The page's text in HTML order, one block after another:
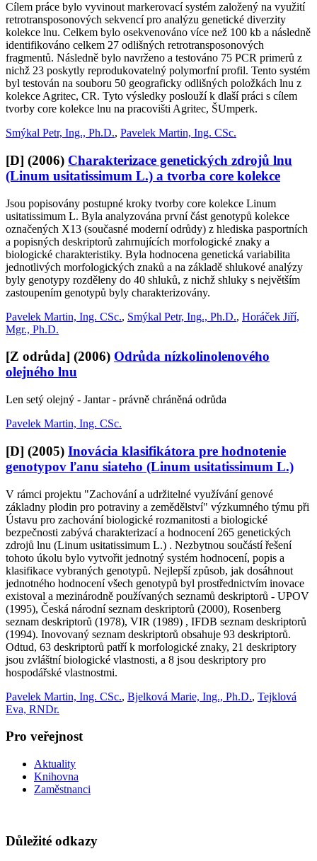
Cílem práce bylo vyvinout markerovací systém založený na využití
retrotransposonových sekvencí pro analýzu genetické diverzity
kolekce lnu. Celkem bylo osekvenováno více než 100 kb a následně
identifikováno celkem 27 odlišných retrotransposonových
fragmentů. Následně bylo navrženo a testováno 75 PCR primerů z
nichž 23 poskytly reprodukovatelný polymorfní profil. Tento systém
byl testován na souboru 50 geograficky odlišných položkách lnu z
kolekce Agritec, CR. Tyto výsledky poslouží k dlaší práci s cílem
tvorby core kolekce lnu na pracovišti Agritec, ŠUmperk.
Smýkal Petr, Ing., Ph.D., Pavelek Martin, Ing. CSc.
[D] (2006) Charakterizace genetických zdrojů lnu
(Linum usitatissimum L.) a tvorba core kolekce
Jsou popisovány postupné kroky tvorby core kolekce Linum
usitatissimum L. Byla analyzována první část genotypů kolekce
označených X13 (současné moderní odrůdy) z hlediska pasportních
a popisných deskriptorů zahrnujících morfologické znaky a
biologické charakteristiky. Byla hodnocena genetická variabilita
jednotlivých morfologických znaků a na základě shlukové analýzy
byly genotypy rozděleny do 40 shluků, z nichž shluky s největším
zastoupením genotypů byly charakterizovány.
Pavelek Martin, Ing. CSc., Smýkal Petr, Ing., Ph.D., Horáček Jiří,
Mgr., Ph.D.
[Z odrůda] (2006) Odrůda nízkolinolenového
olejného lnu
Len setý olejný - Jantar - právně chráněná odrůda
Pavelek Martin, Ing. CSc.
[D] (2005) Inovácia klasifikátora pre hodnotenie
genotypov ľanu siateho (Linum usitatissimum L.)
V rámci projektu "Zachování a udržitelné využívání genové
základny plodin pro potraviny a zemědělství" výzkumného týmu při
Ústavu pro zachování biologické rozmanitosti a biologické
bezpečnosti zabývá charakterizací a hodnocení 265 genetických
zdrojů lnu (Linum usitatissimum L.) . Nezbytnou součástí řešení
tohoto úkolu bylo vytvořit jednotný systém hodnocení, popis a
klasifikace vybraných genotypů. Nejlepší způsob, jak dosáhnout
jednotného hodnocení všech genotypů byl prostřednictvím inovace
existoval a mezinárodně používaných seznamů deskriptorů - UPOV
(1995), Česká národní seznam deskriptorů (2000), Rosenberg
seznam deskriptorů (1978), VIR (1989) , IFDB seznam deskriptorů
(1994). Inovovaný seznam deskriptorů obsahuje 93 deskriptorů.
Odtud, 63 deskriptorů patří k morfologické znaky, 21 deskriptory
jsou zvláštní biologické vlastnosti, a 8 jsou deskriptory pro
hospodářské vlastnostmi.
Pavelek Martin, Ing. CSc., Bjelková Marie, Ing., Ph.D., Tejklová
Eva, RNDr.
Pro veřejnost
Aktuality
Knihovna
Zaměstnanci
Důležité odkazy